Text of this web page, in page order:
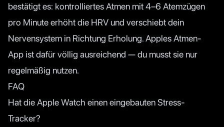
bestätigt es: kontrolliertes Atmen mit 4–6 Atemzügen
pro Minute erhöht die HRV und verschiebt dein
Nervensystem in Richtung Erholung. Apples Atmen-
App ist dafür völlig ausreichend — du musst sie nur
regelmäßig nutzen.
FAQ
Hat die Apple Watch einen eingebauten Stress-
Tracker?